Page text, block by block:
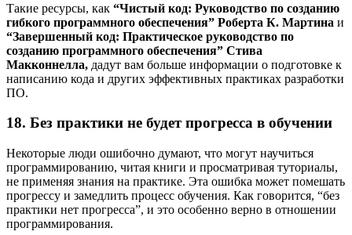
Такие ресурсы, как “Чистый код: Руководство по созданию
гибкого программного обеспечения” Роберта К. Мартина и
“Завершенный код: Практическое руководство по
созданию программного обеспечения” Стива
Макконнелла, дадут вам больше информации о подготовке к
написанию кода и других эффективных практиках разработки
ПО.
18. Без практики не будет прогресса в обучении
Некоторые люди ошибочно думают, что могут научиться
программированию, читая книги и просматривая туториалы,
не применяя знания на практике. Эта ошибка может помешать
прогрессу и замедлить процесс обучения. Как говорится, “без
практики нет прогресса”, и это особенно верно в отношении
программирования.